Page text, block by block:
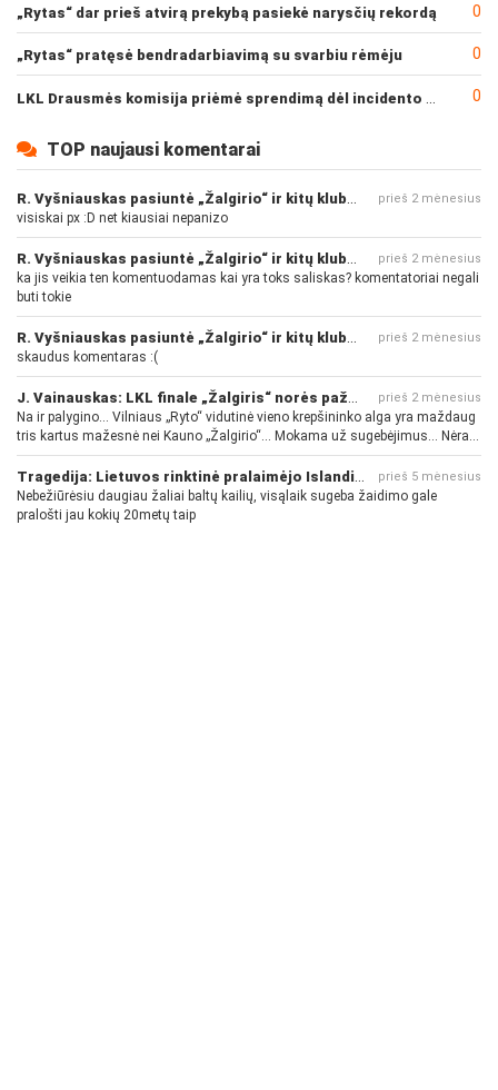
„Rytas“ dar prieš atvirą prekybą pasiekė narysčių rekordą 0
„Rytas“ pratęsė bendradarbiavimą su svarbiu rėmėju 0
0
TOP naujausi komentarai
R. Vyšniauskas pasiuntė „Žalgirio“ ir kitų klubų fanus prieš 2 mėnesius
visiskai px :D net kiausiai nepanizo
R. Vyšniauskas pasiuntė „Žalgirio“ ir kitų klubų fanus prieš 2 mėnesius
ka jis veikia ten komentuodamas kai yra toks saliskas? komentatoriai negali
buti tokie
R. Vyšniauskas pasiuntė „Žalgirio“ ir kitų klubų fanus prieš 2 mėnesius
skaudus komentaras :(
J. Vainauskas: LKL finale „Žalgiris“ norės pažeminti „Rytą“ prieš 2 mėnesius
Na ir palygino... Vilniaus „Ryto“ vidutinė vieno krepšininko alga yra maždaug
tris kartus mažesnė nei Kauno „Žalgirio“... Mokama už sugebėjimus... Nėra
pinigų - nėra gerų žaidėjų...
Tragedija: Lietuvos rinktinė pralaimėjo Islandijai prieš 5 mėnesius
Nebežiūrėsiu daugiau žaliai baltų kailių, visąlaik sugeba žaidimo gale
pralošti jau kokių 20metų taip